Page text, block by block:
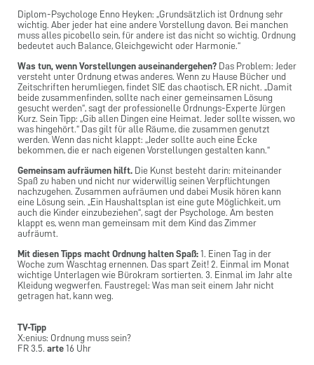
Diplom-Psychologe Enno Heyken: „Grundsätzlich ist Ordnung sehr
wichtig. Aber jeder hat eine andere Vorstellung davon. Bei manchen
muss alles picobello sein, für andere ist das nicht so wichtig. Ordnung
bedeutet auch Balance, Gleichgewicht oder Harmonie.“
Was tun, wenn Vorstellungen auseinandergehen? Das Problem: Jeder
versteht unter Ordnung etwas anderes. Wenn zu Hause Bücher und
Zeitschriften herumliegen, findet SIE das chaotisch, ER nicht. „Damit
beide zusammenfinden, sollte nach einer gemeinsamen Lösung
gesucht werden“, sagt der professionelle Ordnungs-Experte Jürgen
Kurz. Sein Tipp: „Gib allen Dingen eine Heimat. Jeder sollte wissen, wo
was hingehört.“ Das gilt für alle Räume, die zusammen genutzt
werden. Wenn das nicht klappt: „Jeder sollte auch eine Ecke
bekommen, die er nach eigenen Vorstellungen gestalten kann.“
Gemeinsam aufräumen hilft. Die Kunst besteht darin: miteinander
Spaß zu haben und nicht nur widerwillig seinen Verpflichtungen
nachzugehen. Zusammen aufräumen und dabei Musik hören kann
eine Lösung sein. „Ein Haushaltsplan ist eine gute Möglichkeit, um
auch die Kinder einzubeziehen“, sagt der Psychologe. Am besten
klappt es, wenn man gemeinsam mit dem Kind das Zimmer
aufräumt.
Mit diesen Tipps macht Ordnung halten Spaß: 1. Einen Tag in der
Woche zum Waschtag ernennen. Das spart Zeit! 2. Einmal im Monat
wichtige Unterlagen wie Bürokram sortierten. 3. Einmal im Jahr alte
Kleidung wegwerfen. Faustregel: Was man seit einem Jahr nicht
getragen hat, kann weg.
TV-Tipp
X:enius: Ordnung muss sein?
FR 3.5. arte 16 Uhr